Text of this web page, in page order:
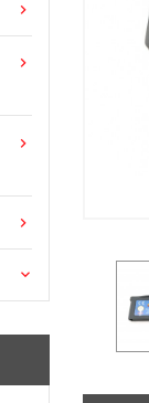




